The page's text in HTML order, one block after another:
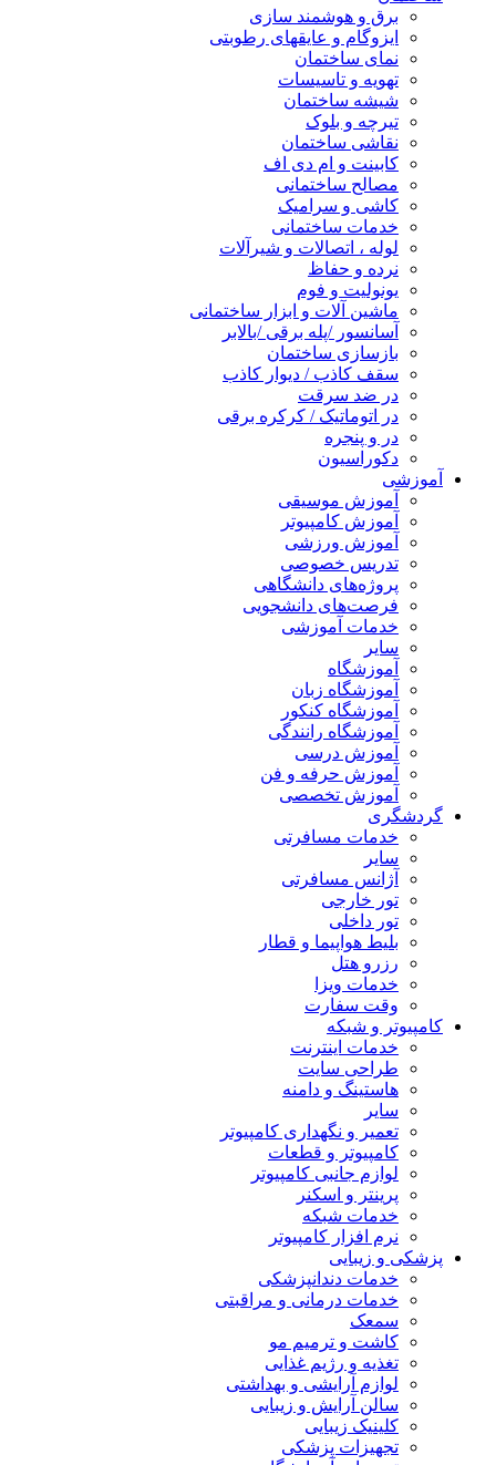
برق و هوشمند سازی
ایزوگام و عایقهای رطوبتی
نمای ساختمان
تهویه و تاسیسات
شیشه ساختمان
تیرچه و بلوک
نقاشی ساختمان
کابینت و ام دی اف
مصالح ساختمانی
کاشی و سرامیک
خدمات ساختمانی
لوله ، اتصالات و شیرآلات
نرده و حفاظ
یونولیت و فوم
ماشین آلات و ابزار ساختمانی
آسانسور /پله برقی /بالابر
بازسازی ساختمان
سقف کاذب / دیوار کاذب
در ضد سرقت
در اتوماتیک / کرکره برقی
در و پنجره
دکوراسیون
آموزشی
آموزش موسیقی
آموزش کامپیوتر
آموزش ورزشی
تدریس خصوصی
پروژه‌های دانشگاهی
فرصت‌های دانشجویی
خدمات آموزشی
سایر
آموزشگاه
آموزشگاه زبان
آموزشگاه کنکور
آموزشگاه رانندگی
آموزش درسی
آموزش حرفه و فن
آموزش تخصصی
گردشگری
خدمات مسافرتی
سایر
آژانس مسافرتی
تور خارجی
تور داخلی
بلیط هواپیما و قطار
رزرو هتل
خدمات ویزا
وقت سفارت
کامپیوتر و شبکه
خدمات اینترنت
طراحی سایت
هاستینگ و دامنه
سایر
تعمیر و نگهداری کامپیوتر
کامپیوتر و قطعات
لوازم جانبی کامپیوتر
پرینتر و اسکنر
خدمات شبکه
نرم افزار کامپیوتر
پزشکی و زیبایی
خدمات دندانپزشکی
خدمات درمانی و مراقبتی
سمعک
کاشت و ترمیم مو
تغذیه و رژیم غذایی
لوازم آرایشی و بهداشتی
سالن آرایش و زیبایی
کلینیک زیبایی
تجهیزات پزشکی